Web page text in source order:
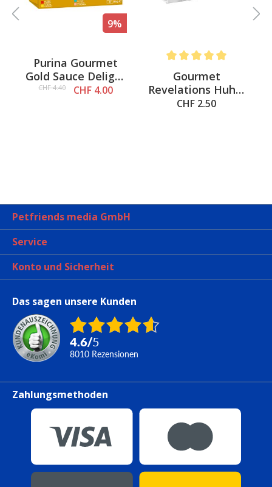
9%
Purina Gourmet
Gold Sauce Delight
Huhn, 4x85g
CHF 4.40 CHF 4.00
Gourmet
Revelations Huhn,
2x57g
CHF 2.50
Petfriends media GmbH
Service
Konto und Sicherheit
Das sagen unsere Kunden
4.6/5
8010 Rezensionen
Zahlungsmethoden